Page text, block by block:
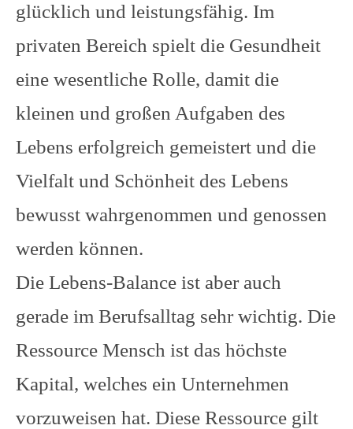
glücklich und leistungsfähig. Im
privaten Bereich spielt die Gesundheit
eine wesentliche Rolle, damit die
kleinen und großen Aufgaben des
Lebens erfolgreich gemeistert und die
Vielfalt und Schönheit des Lebens
bewusst wahrgenommen und genossen
werden können.
Die Lebens-Balance ist aber auch
gerade im Berufsalltag sehr wichtig. Die
Ressource Mensch ist das höchste
Kapital, welches ein Unternehmen
vorzuweisen hat. Diese Ressource gilt